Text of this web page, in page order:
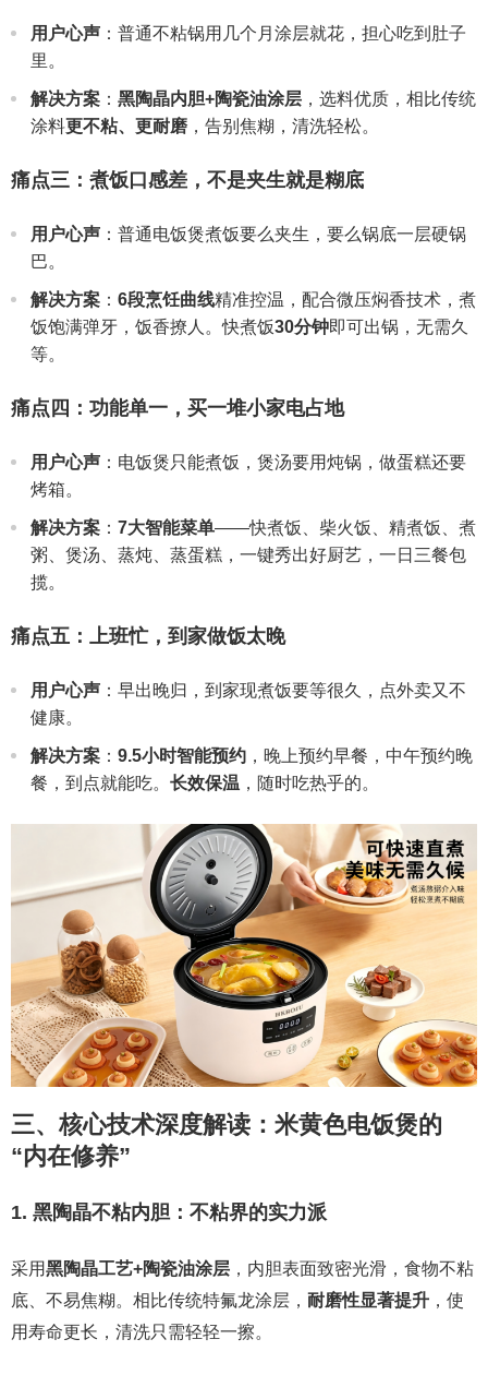
用户心声 ：普通不粘锅用几个月涂层就花，担心吃到肚子
里。
解决方案 ： 黑陶晶内胆+陶瓷油涂层 ，选料优质，相比传统
涂料更不粘、更耐磨 ，告别焦糊，清洗轻松。
痛点三：煮饭口感差，不是夹生就是糊底
用户心声 ：普通电饭煲煮饭要么夹生，要么锅底一层硬锅
巴。
解决方案 ： 6段烹饪曲线精准控温，配合微压焖香技术，煮
饭饱满弹牙，饭香撩人。快煮饭30分钟即可出锅，无需久
等。
痛点四：功能单一，买一堆小家电占地
用户心声 ：电饭煲只能煮饭，煲汤要用炖锅，做蛋糕还要
烤箱。
解决方案 ： 7大智能菜单——快煮饭、柴火饭、精煮饭、煮
粥、煲汤、蒸炖、蒸蛋糕，一键秀出好厨艺，一日三餐包
揽。
痛点五：上班忙，到家做饭太晚
用户心声 ：早出晚归，到家现煮饭要等很久，点外卖又不
健康。
解决方案 ： 9.5小时智能预约 ，晚上预约早餐，中午预约晚
餐，到点就能吃。 长效保温 ，随时吃热乎的。
三、核心技术深度解读：米黄色电饭煲的
“内在修养”
1. 黑陶晶不粘内胆：不粘界的实力派
采用黑陶晶工艺+陶瓷油涂层 ，内胆表面致密光滑，食物不粘
底、不易焦糊。相比传统特氟龙涂层， 耐磨性显著提升 ，使
用寿命更长，清洗只需轻轻一擦。